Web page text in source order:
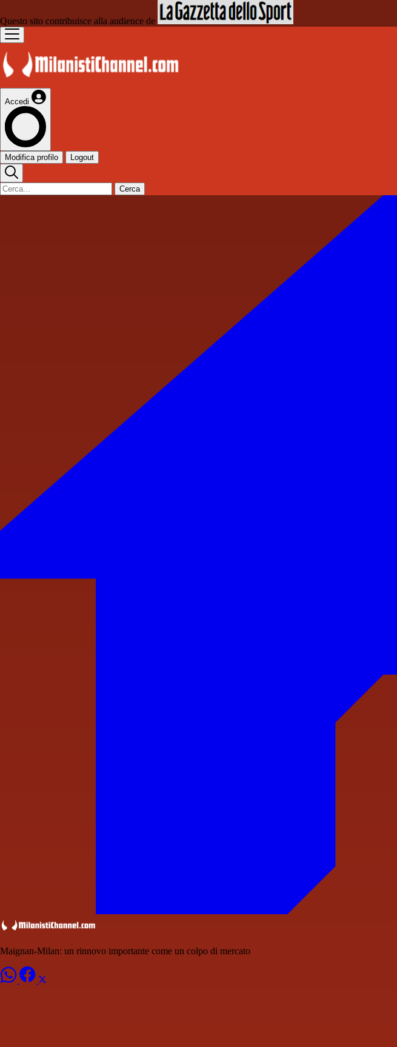
Questo sito contribuisce alla audience de
Accedi
Modifica profilo Logout
Cerca
Maignan-Milan: un rinnovo importante come un colpo di mercato